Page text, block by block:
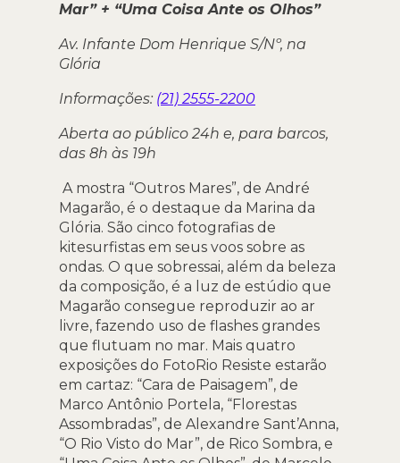
Mar” + “Uma Coisa Ante os Olhos”
Av. Infante Dom Henrique S/Nº, na
Glória
Informações: (21) 2555-2200
Aberta ao público 24h e, para barcos,
das 8h às 19h
A mostra “Outros Mares”, de André
Magarão, é o destaque da Marina da
Glória. São cinco fotografias de
kitesurfistas em seus voos sobre as
ondas. O que sobressai, além da beleza
da composição, é a luz de estúdio que
Magarão consegue reproduzir ao ar
livre, fazendo uso de flashes grandes
que flutuam no mar. Mais quatro
exposições do FotoRio Resiste estarão
em cartaz: “Cara de Paisagem”, de
Marco Antônio Portela, “Florestas
Assombradas”, de Alexandre Sant’Anna,
“O Rio Visto do Mar”, de Rico Sombra, e